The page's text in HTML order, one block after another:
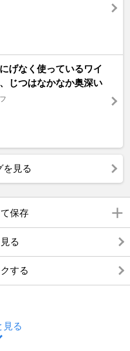
げなく使っているワイ
じつはなかなか奥深い
を見る
保存
る
する
見る